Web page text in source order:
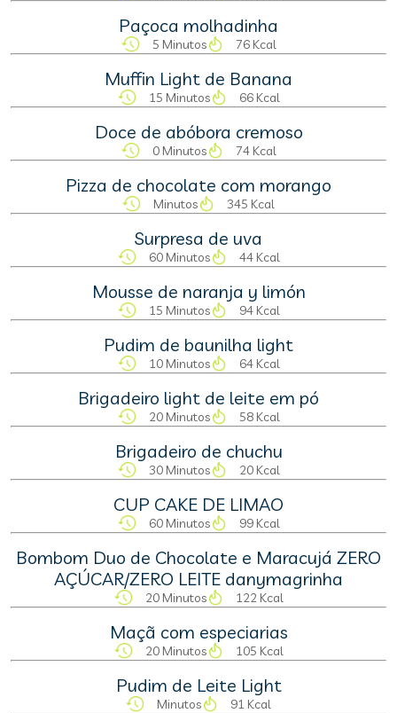
Paçoca molhadinha
5 Minutos 76 Kcal
Muffin Light de Banana
15 Minutos 66 Kcal
Doce de abóbora cremoso
0 Minutos 74 Kcal
Pizza de chocolate com morango
Minutos 345 Kcal
Surpresa de uva
60 Minutos 44 Kcal
Mousse de naranja y limón
15 Minutos 94 Kcal
Pudim de baunilha light
10 Minutos 64 Kcal
Brigadeiro light de leite em pó
20 Minutos 58 Kcal
Brigadeiro de chuchu
30 Minutos 20 Kcal
CUP CAKE DE LIMAO
60 Minutos 99 Kcal
Bombom Duo de Chocolate e Maracujá ZERO
AÇÚCAR/ZERO LEITE danymagrinha
20 Minutos 122 Kcal
Maçã com especiarias
20 Minutos 105 Kcal
Pudim de Leite Light
Minutos 91 Kcal